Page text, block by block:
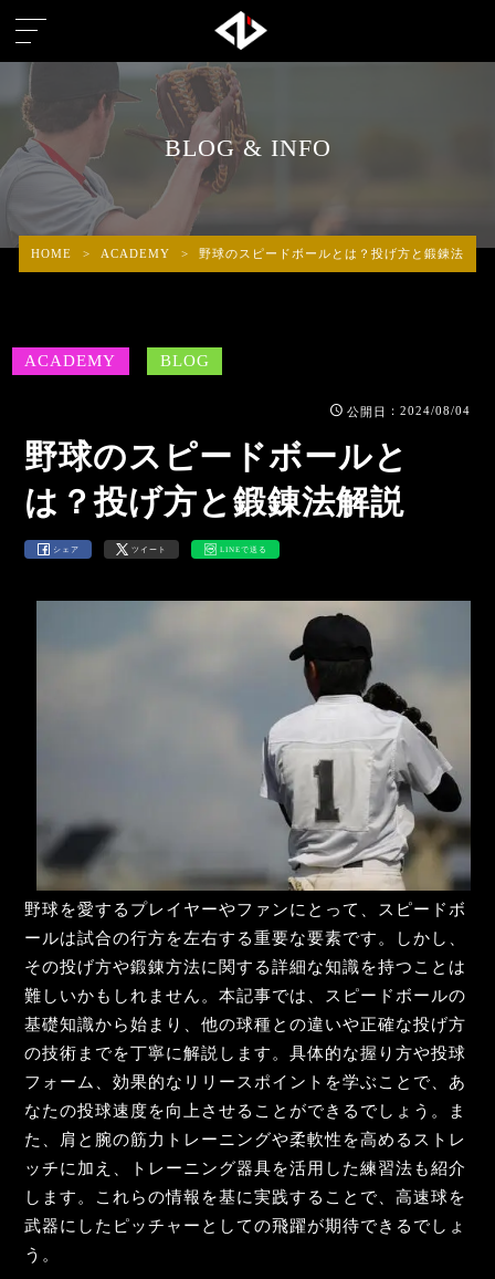
BLOG & INFO
HOME > ACADEMY > 野球のスピードボールとは？投げ方と鍛錬法解説
ACADEMY BLOG
公開日 ：2024/08/04
野球のスピードボールと
は？投げ方と鍛錬法解説
シェア ツイート LINEで送る
野球を愛するプレイヤーやファンにとって、スピードボ
ールは試合の行方を左右する重要な要素です。しかし、
その投げ方や鍛錬方法に関する詳細な知識を持つことは
難しいかもしれません。本記事では、スピードボールの
基礎知識から始まり、他の球種との違いや正確な投げ方
の技術までを丁寧に解説します。具体的な握り方や投球
フォーム、効果的なリリースポイントを学ぶことで、あ
なたの投球速度を向上させることができるでしょう。ま
た、肩と腕の筋力トレーニングや柔軟性を高めるストレ
ッチに加え、トレーニング器具を活用した練習法も紹介
します。これらの情報を基に実践することで、高速球を
武器にしたピッチャーとしての飛躍が期待できるでしょ
う。